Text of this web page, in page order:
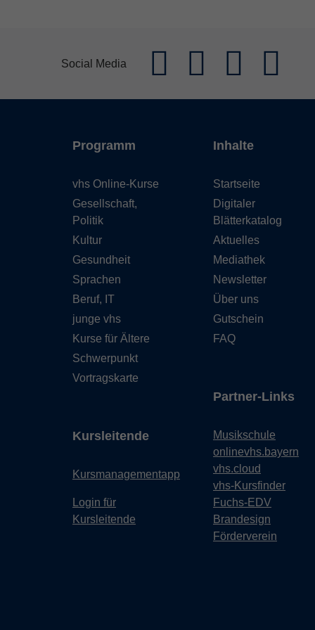
Social Media
Programm
vhs Online-Kurse
Gesellschaft,
Politik
Kultur
Gesundheit
Sprachen
Beruf, IT
junge vhs
Kurse für Ältere
Schwerpunkt
Vortragskarte
Kursleitende
Kursmanagementapp
Login für
Kursleitende
Inhalte
Startseite
Digitaler
Blätterkatalog
Aktuelles
Mediathek
Newsletter
Über uns
Gutschein
FAQ
Partner-Links
Musikschule
onlinevhs.bayern
vhs.cloud
vhs-Kursfinder
Fuchs-EDV
Brandesign
Förderverein